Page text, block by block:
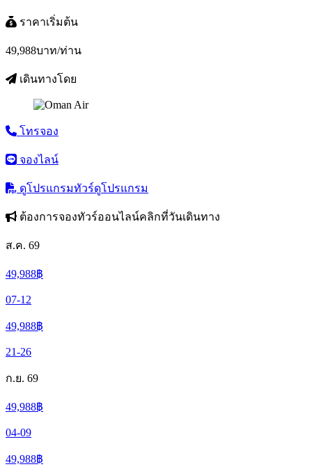
ราคาเริ่มต้น
49,988บาท/ท่าน
เดินทางโดย
โทรจอง
จองไลน์
ดูโปรแกรมทัวร์ดูโปรแกรม
ต้องการจองทัวร์ออนไลน์คลิกที่วันเดินทาง
ส.ค. 69
49,988฿
07-12
49,988฿
21-26
ก.ย. 69
49,988฿
04-09
49,988฿